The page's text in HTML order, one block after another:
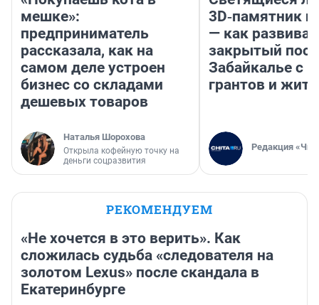
мешке»:
предприниматель
рассказала, как на
самом деле устроен
бизнес со складами
дешевых товаров
Наталья Шорохова
Открыла кофейную точку на
деньги соцразвития
3D‑памятник и
— как
закрытый
Забайкалье с
грантов и
Редакция
РЕКОМЕНДУЕМ
«Не хочется в это верить». Как
сложилась судьба «следователя на
золотом Lexus» после скандала в
Екатеринбурге